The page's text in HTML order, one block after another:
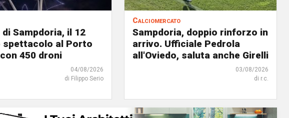
di Sampdoria, il 12
spettacolo al Porto
450 droni
04/08/2026
di Filippo Serio
Calciomercato
Sampdoria, doppio rinforzo in
arrivo. Ufficiale Pedrola
all'Oviedo, saluta anche Girelli
03/08/2026
di r.c.